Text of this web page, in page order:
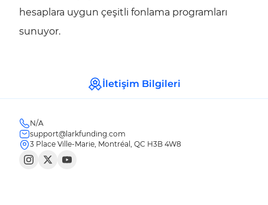
hesaplara uygun çeşitli fonlama programları
sunuyor.
İletişim Bilgileri
N/A
support@larkfunding.com
3 Place Ville-Marie, Montréal, QC H3B 4W8